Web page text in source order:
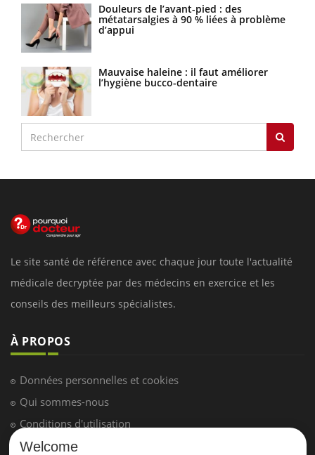
Douleurs de l’avant-pied : des
métatarsalgies à 90 % liées à problème
d’appui
Mauvaise haleine : il faut améliorer
l’hygiène bucco-dentaire
Le site santé de référence avec chaque jour toute l'actualité
médicale decryptée par des médecins en exercice et les
conseils des meilleurs spécialistes.
À PROPOS
Données personnelles et cookies
Qui sommes-nous
Conditions d'utilisation
Plan du site
Welcome